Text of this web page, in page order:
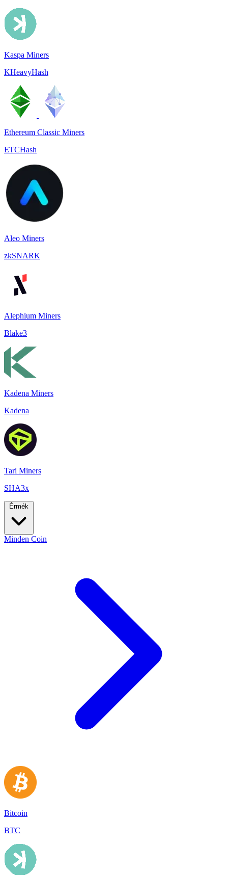
Kaspa Miners
KHeavyHash
Ethereum Classic Miners
ETCHash
Aleo Miners
zkSNARK
Alephium Miners
Blake3
Kadena Miners
Kadena
Tari Miners
SHA3x
Érmék
Minden Coin
Bitcoin
BTC